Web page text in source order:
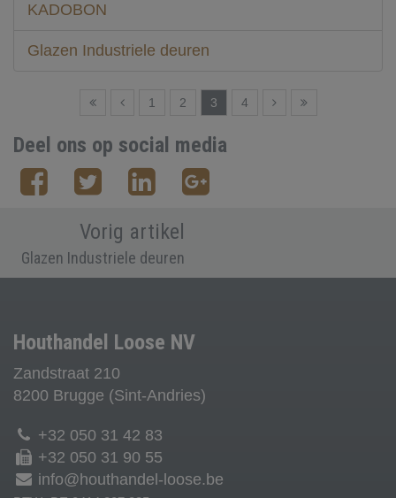
KADOBON
Glazen Industriele deuren
1 2 3 4
Deel ons op social media
Vorig artikel
Glazen Industriele deuren
Houthandel Loose NV
Zandstraat 210
8200 Brugge (Sint-Andries)
+32 050 31 42 83
+32 050 31 90 55
info@houthandel-loose.be